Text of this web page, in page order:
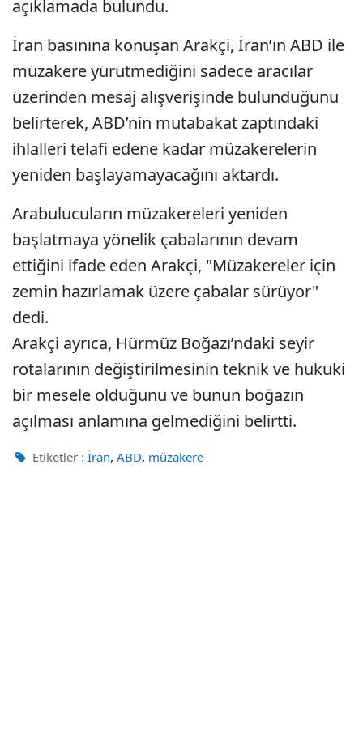
açıklamada bulundu.
İran basınına konuşan Arakçi, İran’ın ABD ile
müzakere yürütmediğini sadece aracılar
üzerinden mesaj alışverişinde bulunduğunu
belirterek, ABD’nin mutabakat zaptındaki
ihlalleri telafi edene kadar müzakerelerin
yeniden başlayamayacağını aktardı.
Arabulucuların müzakereleri yeniden
başlatmaya yönelik çabalarının devam
ettiğini ifade eden Arakçi, "Müzakereler için
zemin hazırlamak üzere çabalar sürüyor"
dedi.
Arakçi ayrıca, Hürmüz Boğazı’ndaki seyir
rotalarının değiştirilmesinin teknik ve hukuki
bir mesele olduğunu ve bunun boğazın
açılması anlamına gelmediğini belirtti.
Etiketler : İran, ABD, müzakere